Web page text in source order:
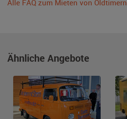
Alle FAQ zum Mieten von Oldtimern
Ähnliche Angebote